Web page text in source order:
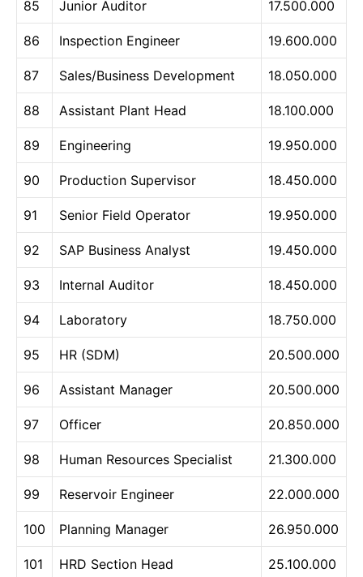
85 Junior Auditor 17.500.000
86 Inspection Engineer 19.600.000
87 Sales/Business Development 18.050.000
88 Assistant Plant Head 18.100.000
89 Engineering 19.950.000
90 Production Supervisor 18.450.000
91 Senior Field Operator 19.950.000
92 SAP Business Analyst 19.450.000
93 Internal Auditor 18.450.000
94 Laboratory 18.750.000
95 HR (SDM) 20.500.000
96 Assistant Manager 20.500.000
97 Officer 20.850.000
98 Human Resources Specialist 21.300.000
99 Reservoir Engineer 22.000.000
100 Planning Manager 26.950.000
101 HRD Section Head 25.100.000